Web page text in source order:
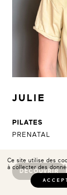
JULIE
PILATES
PRENATAL
DÉCOUVRIR
Ce site utilise des
à collecter des